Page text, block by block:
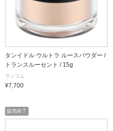
タンイドル ウルトラ ルースパウダー /
トランスルーセント / 15g
ランコム
¥7,700
販売終了